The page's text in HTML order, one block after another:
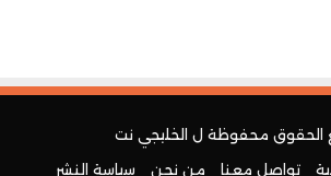
الحقوق محفوظة ل الخليجي نت
تواصل معنا من نحن سياسة النشر